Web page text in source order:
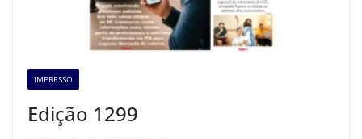
IMPRESSO
Edição 1299